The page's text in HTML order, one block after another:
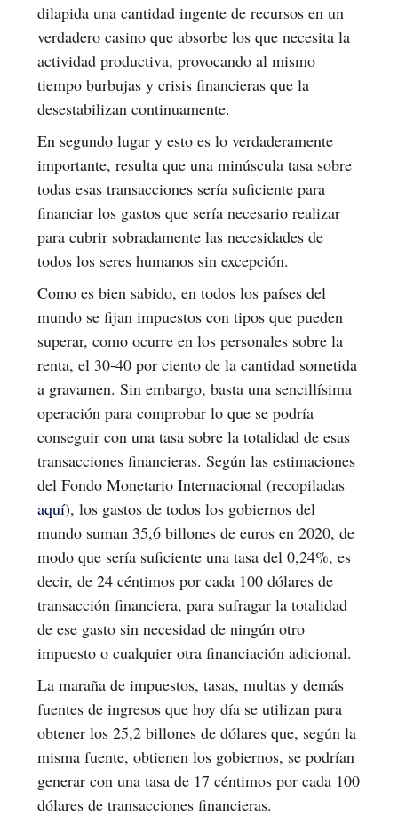
dilapida una cantidad ingente de recursos en un
verdadero casino que absorbe los que necesita la
actividad productiva, provocando al mismo
tiempo burbujas y crisis financieras que la
desestabilizan continuamente.
En segundo lugar y esto es lo verdaderamente
importante, resulta que una minúscula tasa sobre
todas esas transacciones sería suficiente para
financiar los gastos que sería necesario realizar
para cubrir sobradamente las necesidades de
todos los seres humanos sin excepción.
Como es bien sabido, en todos los países del
mundo se fijan impuestos con tipos que pueden
superar, como ocurre en los personales sobre la
renta, el 30-40 por ciento de la cantidad sometida
a gravamen. Sin embargo, basta una sencillísima
operación para comprobar lo que se podría
conseguir con una tasa sobre la totalidad de esas
transacciones financieras. Según las estimaciones
del Fondo Monetario Internacional (recopiladas
aquí), los gastos de todos los gobiernos del
mundo suman 35,6 billones de euros en 2020, de
modo que sería suficiente una tasa del 0,24%, es
decir, de 24 céntimos por cada 100 dólares de
transacción financiera, para sufragar la totalidad
de ese gasto sin necesidad de ningún otro
impuesto o cualquier otra financiación adicional.
La maraña de impuestos, tasas, multas y demás
fuentes de ingresos que hoy día se utilizan para
obtener los 25,2 billones de dólares que, según la
misma fuente, obtienen los gobiernos, se podrían
generar con una tasa de 17 céntimos por cada 100
dólares de transacciones financieras.